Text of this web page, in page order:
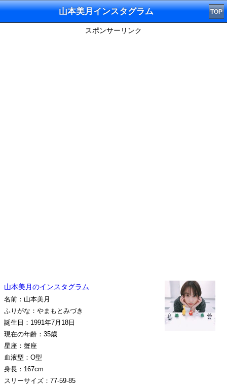
山本美月インスタグラム TOP
スポンサーリンク
山本美月のインスタグラム
名前：山本美月
ふりがな：やまもとみづき
誕生日：1991年7月18日
現在の年齢：35歳
星座：蟹座
血液型：O型
身長：167cm
スリーサイズ：77-59-85